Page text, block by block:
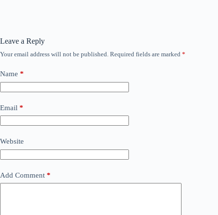
Leave a Reply
Your email address will not be published. Required fields are marked *
Name *
Email *
Website
Add Comment *